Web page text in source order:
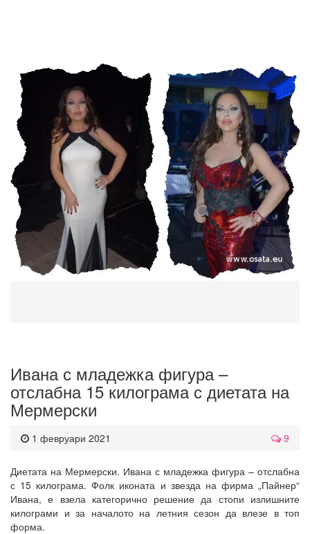
Ивана с младежка фигура –
отслабна 15 килограма с диетата на
Мермерски
1 февруари 2021 9
Диетата на Мермерски. Ивана с младежка фигура – отслабна
с 15 килограма. Фолк иконата и звезда на фирма „Пайнер“
Ивана, е взела категорично решение да стопи излишните
килограми и за началото на летния сезон да влезе в топ
форма.